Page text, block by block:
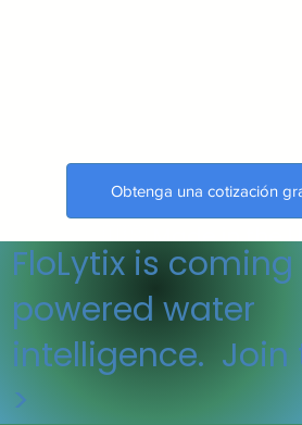
Obtenga una cotización
🇺🇸 Made in the
FloLytix is
powered water
intelligence. Join
>